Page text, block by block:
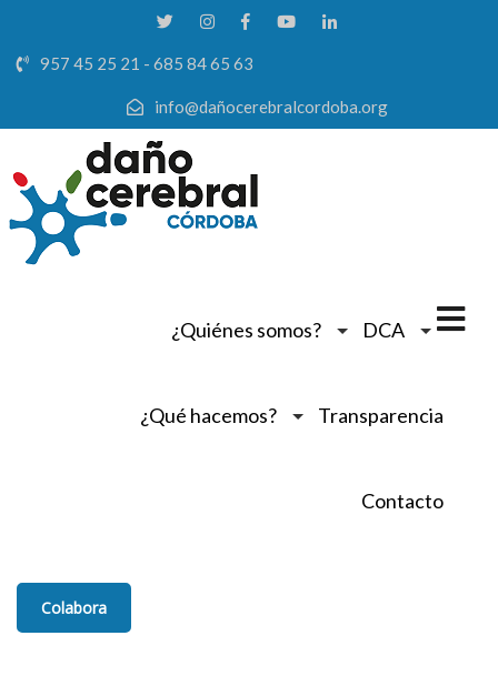
957 45 25 21 - 685 84 65 63
info@dañocerebralcordoba.org
¿Quiénes somos? DCA
¿Qué hacemos? Transparencia
Contacto
Colabora